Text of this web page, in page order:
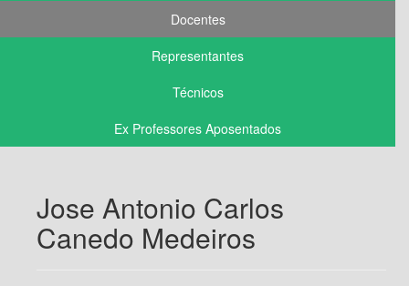
Docentes
Representantes
Técnicos
Ex Professores Aposentados
Jose Antonio Carlos
Canedo Medeiros